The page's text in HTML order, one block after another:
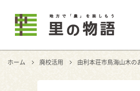
ホーム 廃校活用 由利本荘市鳥海山木の